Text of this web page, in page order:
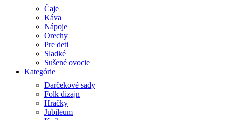
Čaje
Káva
Nápoje
Orechy
Pre deti
Sladké
Sušené ovocie
Kategórie
Darčekové sady
Folk dizajn
Hračky
Jubileum